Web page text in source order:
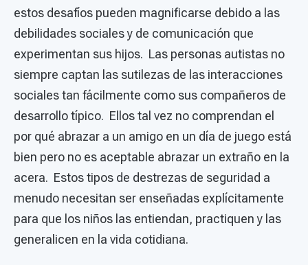
estos desafíos pueden magnificarse debido a las
debilidades sociales y de comunicación que
experimentan sus hijos. Las personas autistas no
siempre captan las sutilezas de las interacciones
sociales tan fácilmente como sus compañeros de
desarrollo típico. Ellos tal vez no comprendan el
por qué abrazar a un amigo en un día de juego está
bien pero no es aceptable abrazar un extraño en la
acera. Estos tipos de destrezas de seguridad a
menudo necesitan ser enseñadas explícitamente
para que los niños las entiendan, practiquen y las
generalicen en la vida cotidiana.